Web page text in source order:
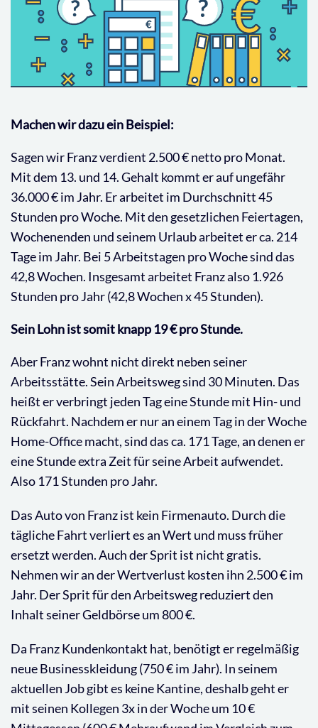
Machen wir dazu ein Beispiel:
Sagen wir Franz verdient 2.500 € netto pro Monat.
Mit dem 13. und 14. Gehalt kommt er auf ungefähr
36.000 € im Jahr. Er arbeitet im Durchschnitt 45
Stunden pro Woche. Mit den gesetzlichen Feiertagen,
Wochenenden und seinem Urlaub arbeitet er ca. 214
Tage im Jahr. Bei 5 Arbeitstagen pro Woche sind das
42,8 Wochen. Insgesamt arbeitet Franz also 1.926
Stunden pro Jahr (42,8 Wochen x 45 Stunden).
Sein Lohn ist somit knapp 19 € pro Stunde.
Aber Franz wohnt nicht direkt neben seiner
Arbeitsstätte. Sein Arbeitsweg sind 30 Minuten. Das
heißt er verbringt jeden Tag eine Stunde mit Hin- und
Rückfahrt. Nachdem er nur an einem Tag in der Woche
Home-Office macht, sind das ca. 171 Tage, an denen er
eine Stunde extra Zeit für seine Arbeit aufwendet.
Also 171 Stunden pro Jahr.
Das Auto von Franz ist kein Firmenauto. Durch die
tägliche Fahrt verliert es an Wert und muss früher
ersetzt werden. Auch der Sprit ist nicht gratis.
Nehmen wir an der Wertverlust kosten ihn 2.500 € im
Jahr. Der Sprit für den Arbeitsweg reduziert den
Inhalt seiner Geldbörse um 800 €.
Da Franz Kundenkontakt hat, benötigt er regelmäßig
neue Businesskleidung (750 € im Jahr). In seinem
aktuellen Job gibt es keine Kantine, deshalb geht er
mit seinen Kollegen 3x in der Woche um 10 €